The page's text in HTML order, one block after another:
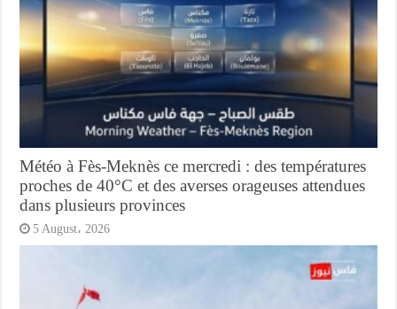
Météo à Fès-Meknès ce mercredi : des températures
proches de 40°C et des averses orageuses attendues
dans plusieurs provinces
5 August، 2026